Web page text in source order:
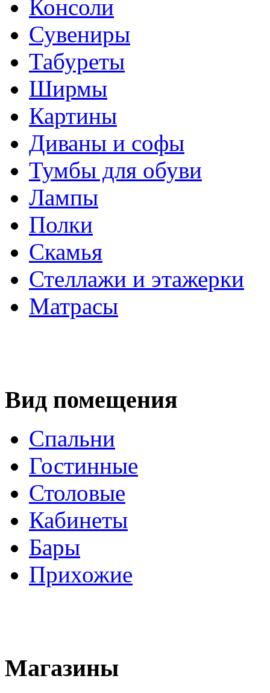
Консоли
Сувениры
Табуреты
Ширмы
Картины
Диваны и софы
Тумбы для обуви
Лампы
Полки
Скамья
Стеллажи и этажерки
Матрасы
Вид помещения
Спальни
Гостинные
Столовые
Кабинеты
Бары
Прихожие
Магазины